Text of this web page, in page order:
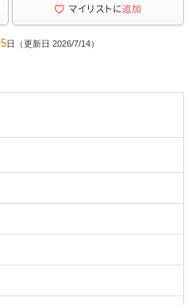
5日（更新日 2026/7/14）